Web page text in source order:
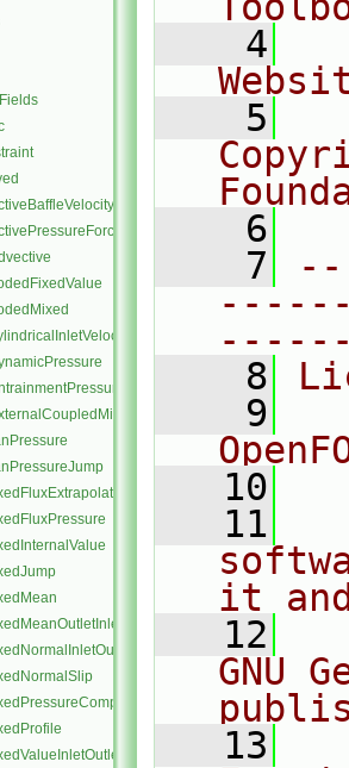
    4
    5
    6
    7
    8
    9
   10
   11
it
   12
GNU
   13